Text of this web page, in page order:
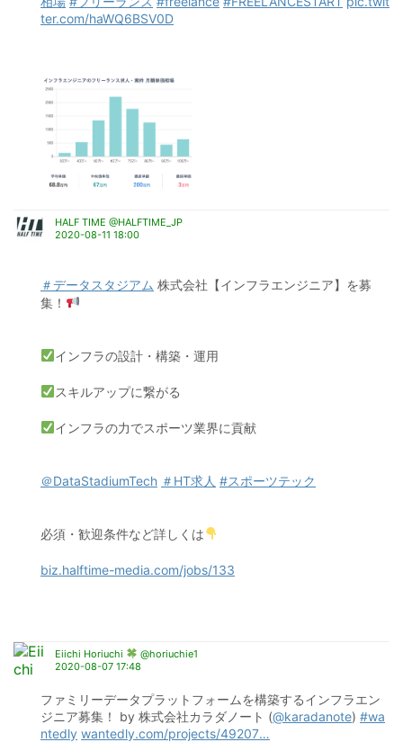
ter.com/haWQ6BSV0D
HALF TIME @HALFTIME_JP
2020-08-11 18:00
＃データスタジアム 株式会社【インフラエンジニア】を募
集！
インフラの設計・構築・運用
スキルアップに繋がる
インフラの力でスポーツ業界に貢献
＠DataStadiumTech ＃HT求人 #スポーツテック
必須・歓迎条件など詳しくは
biz.halftime-media.com/jobs/133
Eiichi Horiuchi
@horiuchie1
2020-08-07 17:48
ファミリーデータプラットフォームを構築するインフラエン
ジニア募集！ by 株式会社カラダノート (@karadanote) #wa
ntedly wantedly.com/projects/49207…